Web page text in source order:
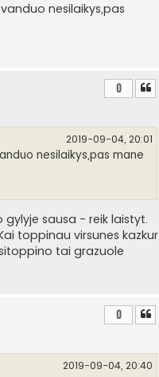
nesilaikys,pas
0
2019-09-04, 20:01
nesilaikys,pas mane
sausa - reik laistyt.
toppinau virsunes kazkur
tai grazuole
0
2019-09-04, 20:40